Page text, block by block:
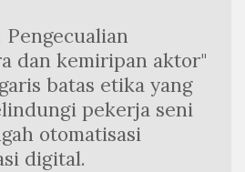
Pengecualian
dan kemiripan aktor"
batas etika yang
pekerja seni
otomatisasi
digital.